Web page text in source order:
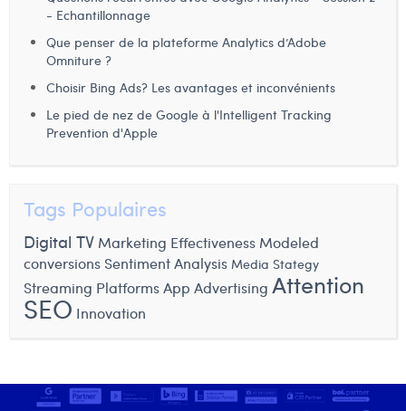
Lena Pignoloni
Leonard Dierickx
Linda Kraim
Lore Fierens
Lotte Vranckx
Louis Nassogne
Lucas Taels
Margaux Marien
- Echantillonnage
Que penser de la plateforme Analytics d’Adobe
Omniture ?
Choisir Bing Ads? Les avantages et inconvénients
Le pied de nez de Google à l'Intelligent Tracking
Prevention d'Apple
Tags Populaires
Digital TV Marketing Effectiveness Modeled
conversions Sentiment Analysis Media Stategy
Streaming PlatformsApp Advertising Attention
SEO Innovation